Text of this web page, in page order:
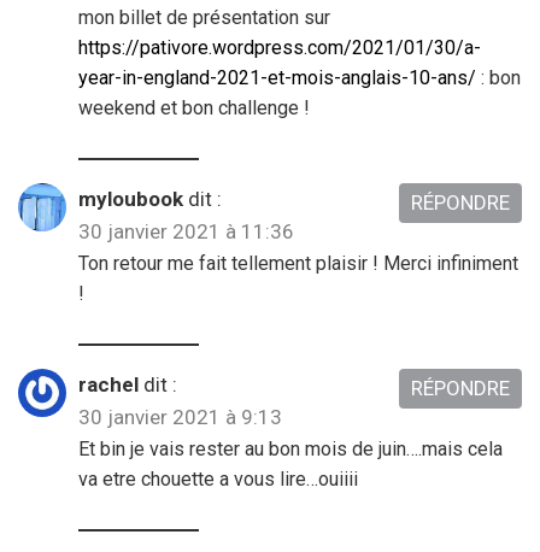
mon billet de présentation sur
https://pativore.wordpress.com/2021/01/30/a-
year-in-england-2021-et-mois-anglais-10-ans/ : bon
weekend et bon challenge !
myloubook dit :
30 janvier 2021 à 11:36
Ton retour me fait tellement plaisir ! Merci infiniment
!
RÉPONDRE
rachel dit :
30 janvier 2021 à 9:13
Et bin je vais rester au bon mois de juin….mais cela
va etre chouette a vous lire…ouiiii
RÉPONDRE